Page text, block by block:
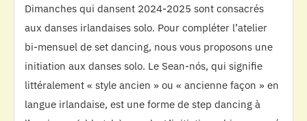
Dimanches qui dansent 2024-2025 sont consacrés
aux danses irlandaises solo. Pour compléter l’atelier
bi-mensuel de set dancing, nous vous proposons une
initiation aux danses solo. Le Sean-nós, qui signifie
littéralement « style ancien » ou « ancienne façon » en
langue irlandaise, est une forme de step dancing à